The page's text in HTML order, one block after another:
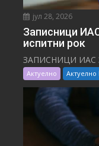
јул 28, 2026
Записници
испитни рок
ЗАПИСНИЦИ
Актуелно